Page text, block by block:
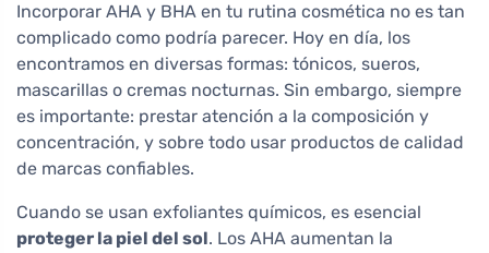
Incorporar AHA y BHA en tu rutina cosmética no es tan
complicado como podría parecer. Hoy en día, los
encontramos en diversas formas: tónicos, sueros,
mascarillas o cremas nocturnas. Sin embargo, siempre
es importante: prestar atención a la composición y
concentración, y sobre todo usar productos de calidad
de marcas confiables.
Cuando se usan exfoliantes químicos, es esencial
proteger la piel del sol. Los AHA aumentan la